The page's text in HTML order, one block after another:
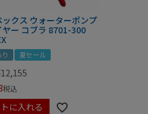
クス ウォーターポンプ
ヤー コブラ 8701-300
夏セール
12,155
税込
に入れる